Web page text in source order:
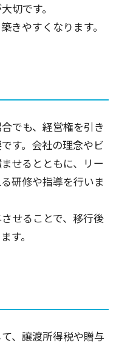
切です。
きやすくなります。
でも、経営権を引き
す。会社の理念やビ
せるとともに、リー
研修や指導を行いま
せることで、移行後
す。
、譲渡所得税や贈与